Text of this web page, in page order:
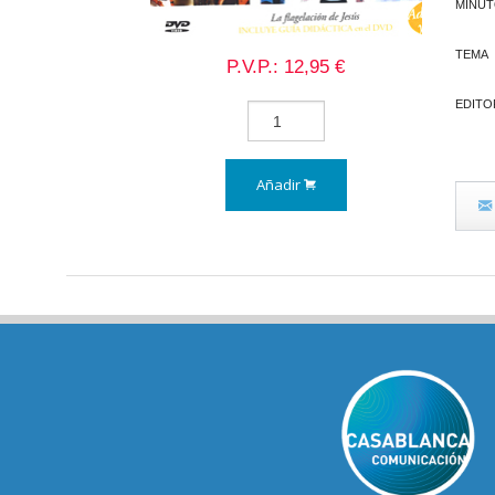
P.V.P.: 12,95 €
Añadir
TEMA